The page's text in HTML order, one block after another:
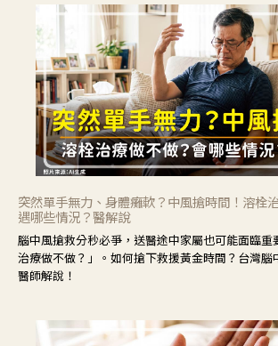
突然單手無力、身體癱軟？中風搶時間！溶栓
遇哪些情況？醫解說
腦中風搶救分秒必爭，送醫途中家屬也可能面臨重
治療做不做？」。如何搶下救援黃金時間？台灣腦
醫師解說！